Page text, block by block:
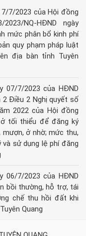
7/2023 của Hội đồng
NQ-HĐND ngày
mức phân bổ kinh phí
quy phạm pháp luật
địa bàn tỉnh Tuyên
07/7/2023 của HĐND
Điều 2 Nghị quyết số
2022 của Hội đồng
tối thiểu để đăng ký
ở nhờ; mức thu,
sử dụng lệ phí đăng
06/7/2023 của HĐND
bồi thường, hỗ trợ, tái
chế thu hồi đất khi
Quang